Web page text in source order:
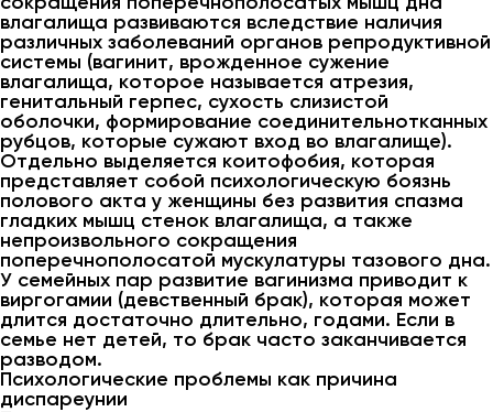
влагалища развиваются вследствие наличия
различных заболеваний органов репродуктивной
системы (вагинит, врожденное сужение
влагалища, которое называется атрезия,
генитальный герпес, сухость слизистой
оболочки, формирование соединительнотканных
рубцов, которые сужают вход во влагалище).
Отдельно выделяется коитофобия, которая
представляет собой психологическую боязнь
полового акта у женщины без развития спазма
гладких мышц стенок влагалища, а также
непроизвольного сокращения
поперечнополосатой мускулатуры тазового дна.
У семейных пар развитие вагинизма приводит к
виргогамии (девственный брак), которая может
длится достаточно длительно, годами. Если в
семье нет детей, то брак часто заканчивается
разводом.
Психологические проблемы как причина
диспареунии